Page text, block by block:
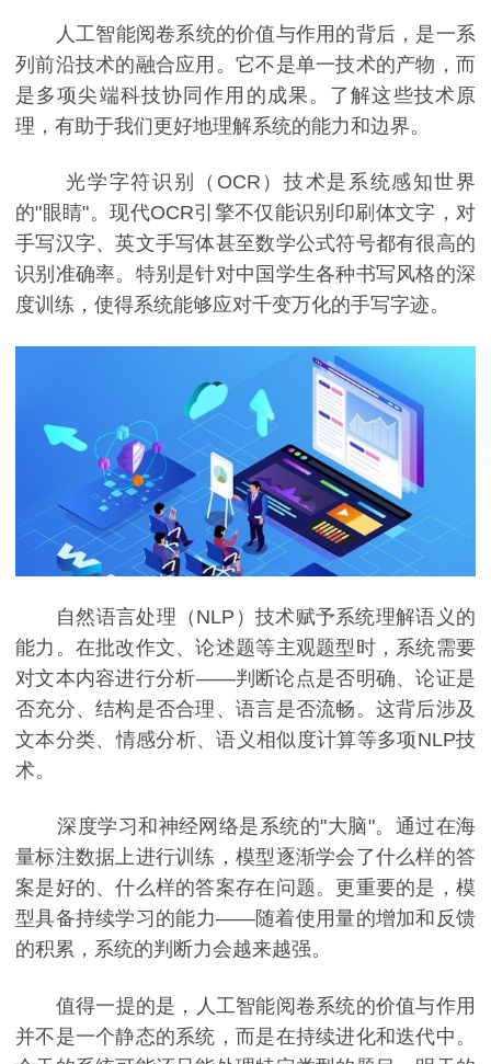
人工智能阅卷系统的价值与作用的背后，是一系
列前沿技术的融合应用。它不是单一技术的产物，而
是多项尖端科技协同作用的成果。了解这些技术原
理，有助于我们更好地理解系统的能力和边界。
光学字符识别（OCR）技术是系统感知世界
的"眼睛"。现代OCR引擎不仅能识别印刷体文字，对
手写汉字、英文手写体甚至数学公式符号都有很高的
识别准确率。特别是针对中国学生各种书写风格的深
度训练，使得系统能够应对千变万化的手写字迹。
自然语言处理（NLP）技术赋予系统理解语义的
能力。在批改作文、论述题等主观题型时，系统需要
对文本内容进行分析——判断论点是否明确、论证是
否充分、结构是否合理、语言是否流畅。这背后涉及
文本分类、情感分析、语义相似度计算等多项NLP技
术。
深度学习和神经网络是系统的"大脑"。通过在海
量标注数据上进行训练，模型逐渐学会了什么样的答
案是好的、什么样的答案存在问题。更重要的是，模
型具备持续学习的能力——随着使用量的增加和反馈
的积累，系统的判断力会越来越强。
值得一提的是，人工智能阅卷系统的价值与作用
并不是一个静态的系统，而是在持续进化和迭代中。